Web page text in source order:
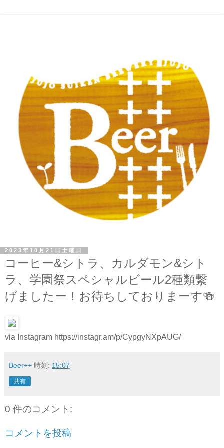
2023年10月21日土曜日
コーヒー&シトラ、カルダモン&シト
ラ、学園祭スペシャルビール2種類繋
げましたー！お待ちしておりまーす🍻
via Instagram https://instagr.am/p/CypgyNXpAUG/
Beer++ 時刻: 15:07
共有
0 件のコメント:
コメントを投稿